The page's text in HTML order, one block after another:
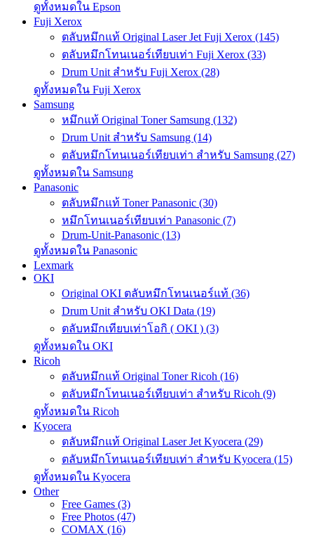
ดูทั้งหมดใน Epson
Fuji Xerox
ตลับหมึกแท้ Original Laser Jet Fuji Xerox (145)
ตลับหมึกโทนเนอร์เทียบเท่า Fuji Xerox (33)
Drum Unit สำหรับ Fuji Xerox (28)
ดูทั้งหมดใน Fuji Xerox
Samsung
หมึกแท้ Original Toner Samsung (132)
Drum Unit สำหรับ Samsung (14)
ตลับหมึกโทนเนอร์เทียบเท่า สำหรับ Samsung (27)
ดูทั้งหมดใน Samsung
Panasonic
ตลับหมึกแท้ Toner Panasonic (30)
หมึกโทนเนอร์เทียบเท่า Panasonic (7)
Drum-Unit-Panasonic (13)
ดูทั้งหมดใน Panasonic
Lexmark
OKI
Original OKI ตลับหมึกโทนเนอร์แท้ (36)
Drum Unit สำหรับ OKI Data (19)
ตลับหมึกเทียบเท่าโอกิ ( OKI ) (3)
ดูทั้งหมดใน OKI
Ricoh
ตลับหมึกแท้ Original Toner Ricoh (16)
ตลับหมึกโทนเนอร์เทียบเท่า สำหรับ Ricoh (9)
ดูทั้งหมดใน Ricoh
Kyocera
ตลับหมึกแท้ Original Laser Jet Kyocera (29)
ตลับหมึกโทนเนอร์เทียบเท่า สำหรับ Kyocera (15)
ดูทั้งหมดใน Kyocera
Other
Free Games (3)
Free Photos (47)
COMAX (16)